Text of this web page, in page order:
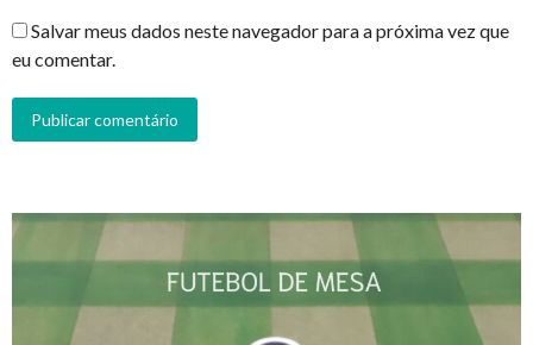
Salvar meus dados neste navegador para a próxima vez que
eu comentar.